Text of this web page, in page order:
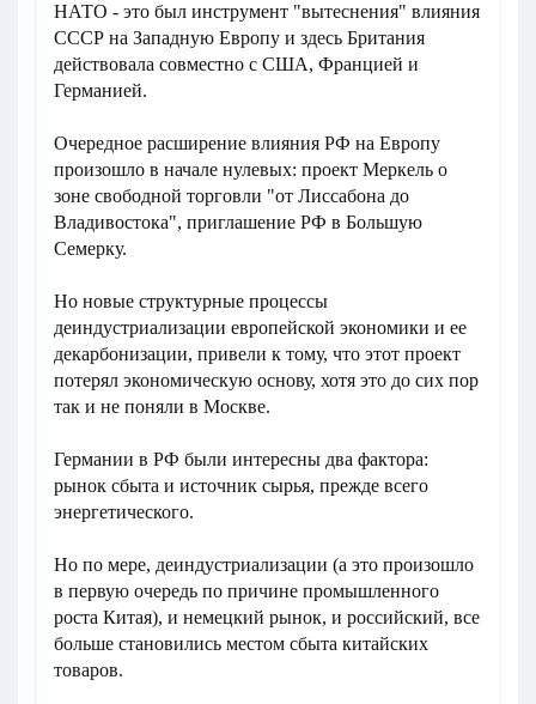
НАТО - это был инструмент "вытеснения" влияния
СССР на Западную Европу и здесь Британия
действовала совместно с США, Францией и
Германией.
Очередное расширение влияния РФ на Европу
произошло в начале нулевых: проект Меркель о
зоне свободной торговли "от Лиссабона до
Владивостока", приглашение РФ в Большую
Семерку.
Но новые структурные процессы
деиндустриализации европейской экономики и ее
декарбонизации, привели к тому, что этот проект
потерял экономическую основу, хотя это до сих пор
так и не поняли в Москве.
Германии в РФ были интересны два фактора:
рынок сбыта и источник сырья, прежде всего
энергетического.
Но по мере, деиндустриализации (а это произошло
в первую очередь по причине промышленного
роста Китая), и немецкий рынок, и российский, все
больше становились местом сбыта китайских
товаров.